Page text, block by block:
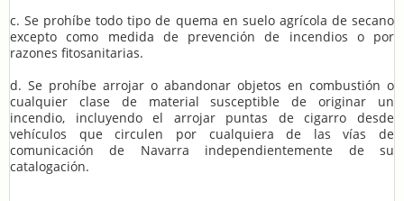
c. Se prohíbe todo tipo de quema en suelo agrícola de secano
excepto como medida de prevención de incendios o por
razones fitosanitarias.
d. Se prohíbe arrojar o abandonar objetos en combustión o
cualquier clase de material susceptible de originar un
incendio, incluyendo el arrojar puntas de cigarro desde
vehículos que circulen por cualquiera de las vías de
comunicación de Navarra independientemente de su
catalogación.